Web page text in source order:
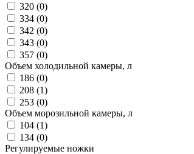
320 (0)
334 (0)
342 (0)
343 (0)
357 (0)
Объем холодильной камеры, л
186 (0)
208 (1)
253 (0)
Объем морозильной камеры, л
104 (1)
134 (0)
Регулируемые ножки